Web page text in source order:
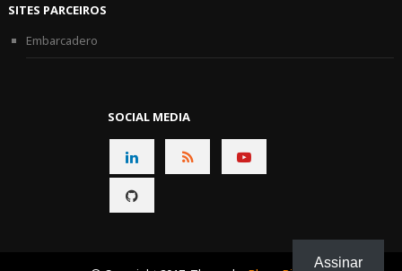
SITES PARCEIROS
Embarcadero
SOCIAL MEDIA
CONNECT
ON
CONNECT
ON
Assinar